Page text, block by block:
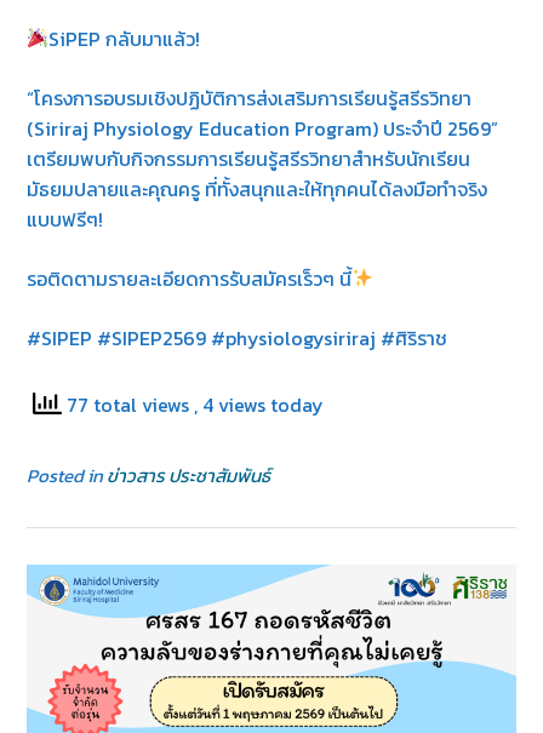
SiPEP กลับมาแล้ว!
“โครงการอบรมเชิงปฏิบัติการส่งเสริมการเรียนรู้สรีรวิทยา
(Siriraj Physiology Education Program) ประจำปี 2569”
เตรียมพบกับกิจกรรมการเรียนรู้สรีรวิทยาสำหรับนักเรียน
มัธยมปลายและคุณครู ที่ทั้งสนุกและให้ทุกคนได้ลงมือทำจริง
แบบฟรีๆ!
รอติดตามรายละเอียดการรับสมัครเร็วๆ นี้
#SIPEP #SIPEP2569 #physiologysiriraj #ศิริราช
77 total views , 4 views today
Posted inข่าวสาร ประชาสัมพันธ์